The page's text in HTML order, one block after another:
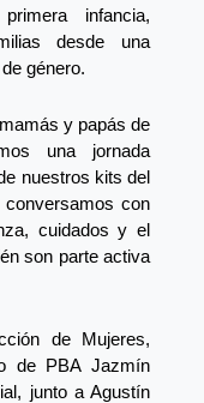
infancia,
desde una
género.
y papás de
una jornada
nuestros kits del
con
cuidados y el
son parte activa
de Mujeres,
de PBA Jazmín
junto a Agustín